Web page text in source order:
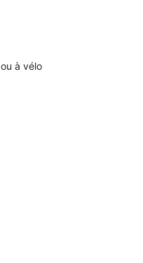
Gapfohl et à 6
d'Été Laterns
vous un soin au
activités : un sauna,
un verre bien mérité
est disponible.
à la disposition des
peuvent bénéficier
de 07 h 30 à
à vélo